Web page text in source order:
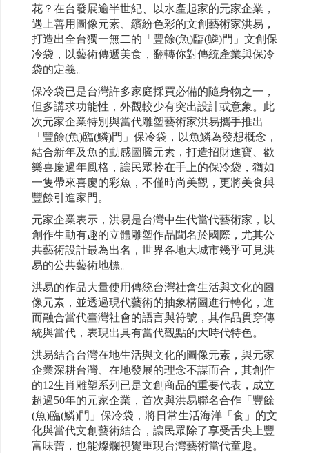
花？在台發展逾半世紀、以水產起家的元家企業，
遇上善用圖像元素、繽紛色彩的文創藝術家洪易，
打造出全台獨一無二的「豐餘(魚)臨(鱗)門」文創保
冷袋，以藝術傳遞美食，翻轉你對傳統產業與保冷
袋的定義。
保冷袋已是台灣許多家庭採買必備的隨身物之一，
但多講求功能性，外觀較少有突出設計或意象。此
次元家企業特別與當代雕塑藝術家洪易攜手推出
「豐餘(魚)臨(鱗)門」保冷袋，以魚鱗為發想概念，
結合新年及魚的動感圖騰元素，打造招財進寶、歡
樂喜慶過年風格，讓民眾拎在手上的保冷袋，猶如
一隻帶來喜慶的彩魚，不僅時尚美觀，更將美食與
豐餘引進家門。
元家企業表示，洪易是台灣中生代當代藝術家，以
創作生動有趣的立體雕塑作品聞名於國際，尤其公
共藝術設計最為出名，世界各地大城市幾乎可見洪
易的公共藝術地標。
洪易的作品大量使用傳統台灣社會生活與文化的圖
像元素，並透過現代藝術的抽象構圖進行轉化，進
而融合當代臺灣社會的語言與符號，其作品貫穿傳
統與當代，表現出具有當代觀點的大時代特色。
洪易結合台灣在地生活與文化的圖像元素，與元家
企業深耕台灣、在地發展的理念不謀而合，其創作
的12生肖雕塑系列已是文創商品的重要代表，成立
超過50年的元家企業，首次與洪易聯名合作「豐餘
(魚)臨(鱗)門」保冷袋，將日常生活海洋「食」的文
化與當代文創藝術結合，讓民眾除了享受舌尖上豐
富味蕾，也能燦爛視覺重現台灣藝術當代童趣。